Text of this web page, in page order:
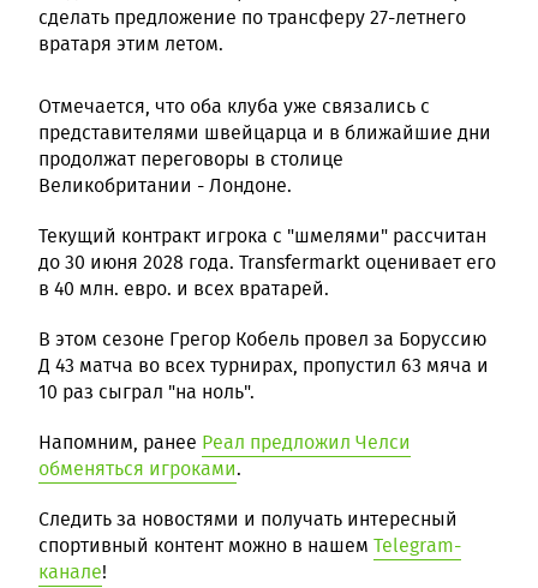
сделать предложение по трансферу 27-летнего
вратаря этим летом.
Отмечается, что оба клуба уже связались с
представителями швейцарца и в ближайшие дни
продолжат переговоры в столице
Великобритании - Лондоне.
Текущий контракт игрока с "шмелями" рассчитан
до 30 июня 2028 года. Transfermarkt оценивает его
в 40 млн. евро. и всех вратарей.
В этом сезоне Грегор Кобель провел за Боруссию
Д 43 матча во всех турнирах, пропустил 63 мяча и
10 раз сыграл "на ноль".
Напомним, ранее Реал предложил Челси
обменяться игроками.
Следить за новостями и получать интересный
спортивный контент можно в нашем Telegram-
канале!